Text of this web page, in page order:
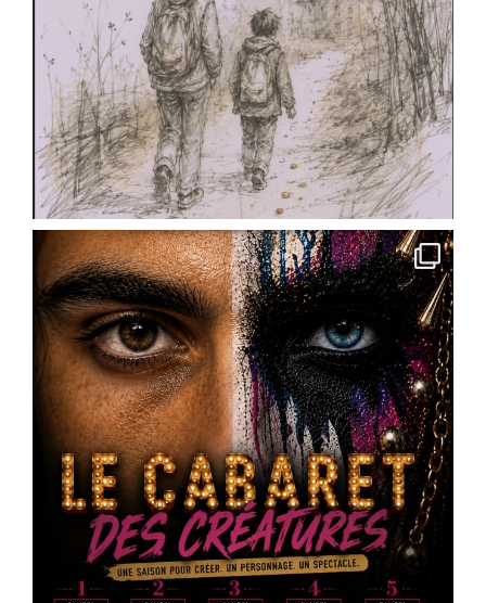
et toutes les envies.
✨ Pour les enfants : cours préparatoire dès le
CE1/CE2
✨ Pour les ados : cycles théâtre et
accompagnement à la pratique scénique
✨ Pour les...See More
Photo
View on Facebook · Share
Scène Dramatique Ackermann
4 months ago
« Des cailloux dans le ventre » de @Marin
Heraut– réservez vos places
Vous faites quoi le 16 mai 2026 ?
La Scène Dramatique Ackermann présentera le
samedi 16 mai à 20h30, à la salle Jean Zay – salle
des fêtes d’Ingré, la sortie de résidence de « Des
cailloux dans le ventre », une création de Marin
Heraut .